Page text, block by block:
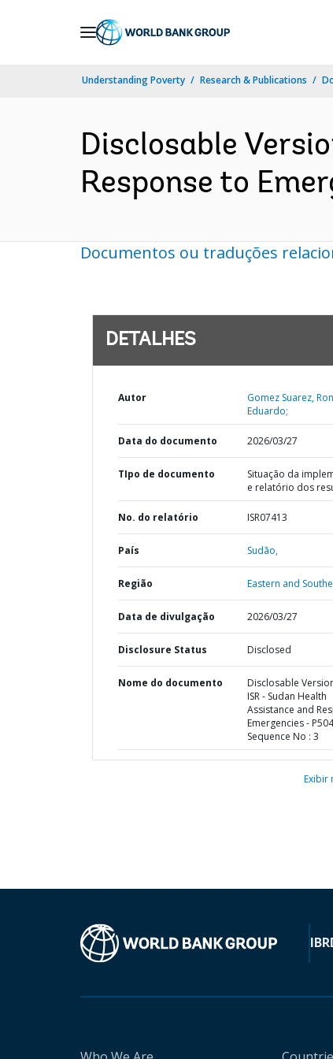
Understanding Poverty Research & Publications
Disclosable
Response to
Documentos ou traduções
DETALHES
Autor
Gomez Suarez,
Eduardo;
Data do documento 2026/03/27
TIpo de documento
Situação da
e relatório dos
No. do relatório ISR07413
País Sudão,
Região Eastern and
Data de divulgação 2026/03/27
Disclosure Status Disclosed
Nome do documento
Disclosable
ISR - Sudan Health
Assistance and
Emergencies -
Sequence No : 3
Exibir